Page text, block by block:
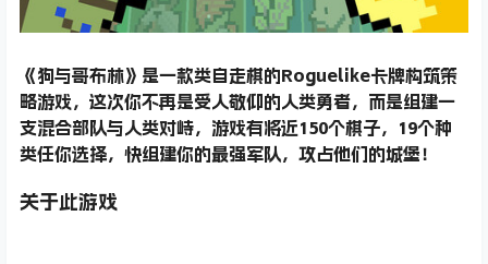
《狗与哥布林》是一款类自走棋的Roguelike卡牌构筑策
略游戏，这次你不再是受人敬仰的人类勇者，而是组建一
支混合部队与人类对峙，游戏有将近150个棋子，19个种
类任你选择，快组建你的最强军队，攻占他们的城堡！
关于此游戏